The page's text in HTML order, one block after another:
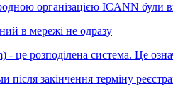
організацією ICANN були
в мережі не одразу
- це розподілена система. Це
після закінчення терміну